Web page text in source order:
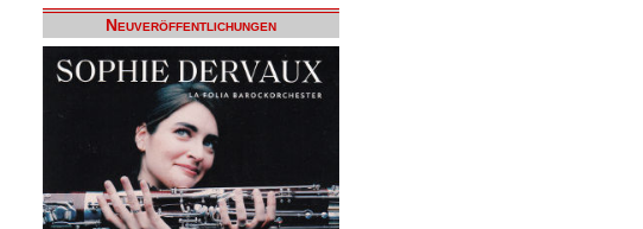
Neuveröffentlichungen